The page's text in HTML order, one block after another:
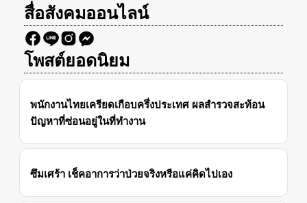
สื่อสังคมออนไลน์
โพสต์ยอดนิยม
พนักงานไทยเครียดเกือบครึ่งประเทศ ผลสำรวจสะท้อน
ปัญหาที่ซ่อนอยู่ในที่ทำงาน
ซึมเศร้า เช็คอาการว่าป่วยจริงหรือแค่คิดไปเอง